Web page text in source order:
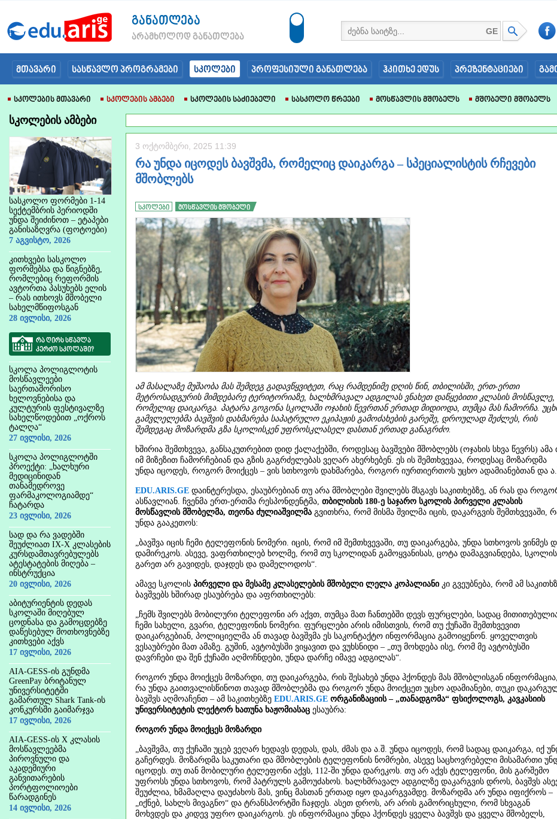
განათლება
არამხოლოდ განათლება
GE
მთავარი სასწავლო პროგრამები სკოლები პროფესიული განათლება ჰკითხე ედუს პრეზენტაციები
Სკოლების Მთავარი Სკოლების Ამბები Სკოლების Საძიებელი Სასკოლო Წრეები Მოსწავლის Მშობელს Მშობელი Მშობელს
სკოლების ამბები
სასკოლო ფორმები 1-14
სექტემბრის პერიოდში
უნდა შეიძინოთ – ეტაპები
განისაზღვრა (ფოტოები)
7 აგვისტო, 2026
კითხვები სასკოლო
ფორმებსა და წიგნებზე,
რომლებიც რეფორმის
ავტორთა პასუხებს ელის
– რას ითხოვს მშობელი
სახელმწიფოსგან
28 ივლისი, 2026
რა ღირს სწავლა
კერძო სკოლაში?
სკოლა პოლიგლოტის
მოსწავლეები
საერთაშორისო
ხელოვნებისა და
კულტურის ფესტივალზე
სახელწოდებით „ოქროს
ტალღა“
27 ივლისი, 2026
სკოლა პოლიგლოტში
პროექტი: „ხალხური
მედიცინიდან
თანამედროვე
ფარმაკოლოგიამდე“
ჩატარდა
23 ივლისი, 2026
სად და რა ვადებში
შეუძლიათ IX-X კლასების
კურსდამთავრებულებს
ატესტატების მიღება –
ინსტრუქცია
20 ივლისი, 2026
აბიტურიენტის დედას
სკოლაში მიღებულ
ცოდნასა და გამოცდებზე
დაწესებულ მოთხოვნებზე
კითხვები აქვს
17 ივლისი, 2026
AIA-GESS-ის გუნდმა
GreenPay ბრიტანულ
უნივერსიტეტში
გამართულ Shark Tank-ის
კონკურსში გაიმარჯვა
17 ივლისი, 2026
AIA-GESS-ის X კლასის
მოსწავლეებმა
პიროვნული და
აკადემიური
განვითარების
პორტფოლიოები
წარადგინეს
14 ივლისი, 2026
3 ოქტომბერი, 2025 11:39
რა უნდა იცოდეს ბავშვმა, რომელიც დაიკარგა – სპეციალისტის რჩევები
მშობლებს
სკოლები მოსწავლის მშობელი
ამ მასალაზე მუშაობა მას შემდეგ გადავწყვიტეთ, რაც რამდენიმე დღის წინ, თბილისში, ერთ-ერთი
მეტროსადგურის მიმდებარე ტერიტორიაზე, ხალხმრავალ ადგილას ვნახეთ დაწყებითი კლასის მოსწავლე,
რომელიც დაიკარგა. პატარა გოგონა სკოლაში ოჯახის წევრთან ერთად მიდიოდა, თუმცა მას ჩამორჩა.
გამვლელებმა ბავშვის დახმარება საპატრულო ეკიპაჟის გამოძახების გარეშე, დროულად შეძლეს, რის
შემდეგაც მოზარდმა გზა სკოლისკენ უფროსკლასელ დასთან ერთად განაგრძო.
ხშირია შემთხვევა, განსაკუთრებით დიდ ქალაქებში, როდესაც ბავშვები მშობლებს (ოჯახის სხვა წევრს) ამა
იმ მიზეზით ჩამორჩებიან და გზის გაგრძელებას ვეღარ ახერხებენ. ეს ის შემთხვევაა, როდესაც მოზარდმა
უნდა იცოდეს, როგორ მოიქცეს – ვის სთხოვოს დახმარება, როგორ იურთიერთოს უცხო ადამიანებთან და
EDU.ARIS.GE დაინტერესდა, ესაუბრებიან თუ არა მშობლები შვილებს მსგავს საკითხებზე, ან რას და
ასწავლიან. ჩვენმა ერთ-ერთმა რესპონდენტმა, თბილისის 180-ე საჯარო სკოლის პირველი კლასის
მოსწავლის მშობელმა, თეონა ძულიაშვილმა გვითხრა, რომ მისმა შვილმა იცის, დაკარგვის შემთხვევაში,
უნდა გააკეთოს:
„ბავშვა იცის ჩემი ტელეფონის ნომერი. იცის, რომ იმ შემთხვევაში, თუ დაიკარგება, უნდა სთხოვოს ვინმეს
დამირეკოს. ასევე, ვაფრთხილებ ხოლმე, რომ თუ სკოლიდან გამოყვანისას, ცოტა დამაგვიანდება, სკოლის
გარეთ არ გავიდეს, დაჯდეს და დამელოდოს“.
ამავე სკოლის პირველი და მესამე კლასელების მშობელი ლელა კოპალიანი კი გვეუბნება, რომ ამ
ბავშვებს ხშირად ესაუბრება და აფრთხილებს:
„ჩემს შვილებს მობილური ტელეფონი არ აქვთ, თუმცა მათ ჩანთებში დევს ფურცლები, სადაც
ჩემი სახელი, გვარი, ტელეფონის ნომერი. ფურცლები არის იმისთვის, რომ თუ ქუჩაში შემთხვევით
დაიკარგებიან, პოლიციელმა ან თავად ბავშვმა ეს საკონტაქტო ინფორმაცია გამოიყენონ. ყოველთვის
ვესაუბრები მათ ამაზე. გუშინ, ავტობუსში ვიყავით და ვუხსნიდი – „თუ მოხდება ისე, რომ მე ავტობუსში
დავრჩები და შენ ქუჩაში აღმოჩნდები, უნდა დარჩე იმავე ადგილას“.
როგორ უნდა მოიქცეს მოზარდი, თუ დაიკარგება, რის შესახებ უნდა ჰქონდეს მას მშობლისგან ინფორმაცია,
რა უნდა გაითვალისწინოთ თავად მშობლებმა და როგორ უნდა მოიქცეთ უცხო ადამიანები, თუკი
ბავშვს აღმოაჩენთ – ამ საკითხებზე EDU.ARIS.GE ორგანიზაციის – „თანადგომა“ ფსიქოლოგს, კავკასიის
უნივერსიტეტის ლექტორ ხათუნა ხაჟომიასაც ესაუბრა:
როგორ უნდა მოიქცეს მოზარდი
„ბავშვმა, თუ ქუჩაში უცებ ვეღარ ხედავს დედას, დას, ძმას და ა.შ. უნდა იცოდეს, რომ სადაც დაიკარგა, იქ
გაჩერდეს. მოზარდმა საკუთარი და მშობლების ტელეფონის ნომრები, ასევე საცხოვრებელი მისამართი
იცოდეს. თუ თან მობილური ტელეფონი აქვს, 112-ში უნდა დარეკოს. თუ არ აქვს ტელეფონი, მის გარშემო
უფროსს უნდა სთხოვოს, რომ პატრულს გამოუძახოს. ხალხმრავალ ადგილზე დაკარგვის დროს, ბავშვს
შეუძლია, ხმამაღლა დაუძახოს მას, ვინც მასთან ერთად იყო დაკარგვამდე. მოზარდმა არ უნდა იფიქროს –
„იქნებ, სახლს მივაგნო“ და ტრანსპორტში ჩაჯდეს. ასეთ დროს, არ არის გამორიცხული, რომ სხვაგან
მოხვდეს და კიდევ უფრო დაიკარგოს. ეს ინფორმაცია უნდა ჰქონდეს ყველა ბავშვს და ყველა მშობელს,